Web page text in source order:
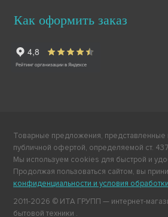
Как оформить заказ
Товарные предложения, представленные
публичной офертой, определяемой ст.
Мы используем cookies для быстрой и
Продолжая пользоваться сайтом, вы
конфиденциальности и условия
2011-2026 © ИТА ГРУПП — интернет-
бытовой техники .